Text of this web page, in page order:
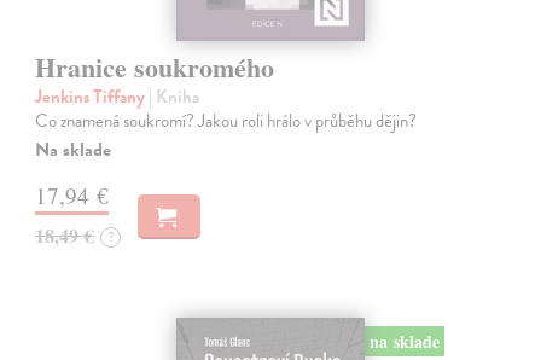
Hranice soukromého
Jenkins Tiffany| Kniha
Co znamená soukromí? Jakou roli hrálo v průběhu dějin?
Na sklade
17,94 €
18,49 € ?
na sklade